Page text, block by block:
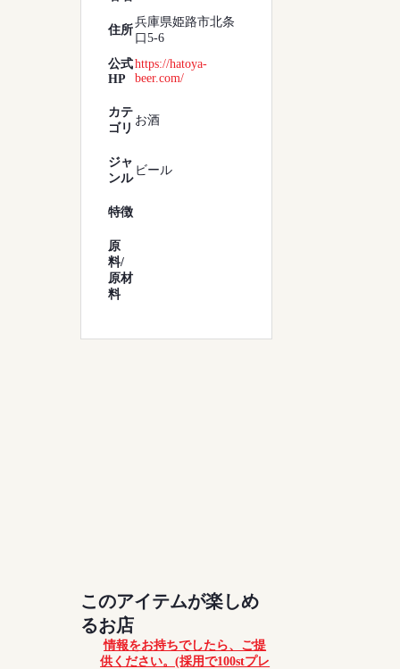
住所
兵庫県姫路市北条
口5-6
公式
HP
https://hatoya-
beer.com/
カテ
ゴリ
お酒
ジャ
ンル
ビール
特徴
原
料/
原材
料
このアイテムが楽しめ
るお店
情報をお持ちでしたら、ご提
供ください。(採用で100stプレ